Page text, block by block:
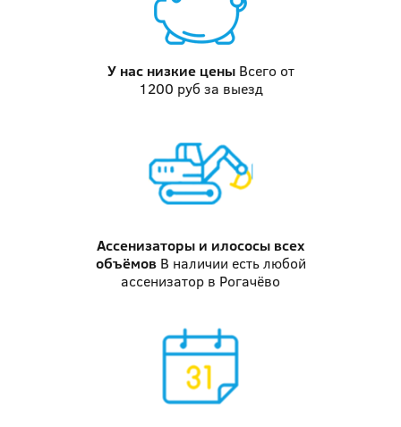
У наснизкие цены Всего от
1200 руб за выезд
Ассенизаторы и илососы всех
объёмов В наличии есть любой
ассенизатор в Рогачёво